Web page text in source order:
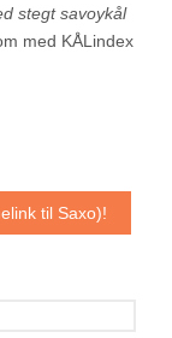
stegt savoykål
med KÅLindex
til Saxo)!